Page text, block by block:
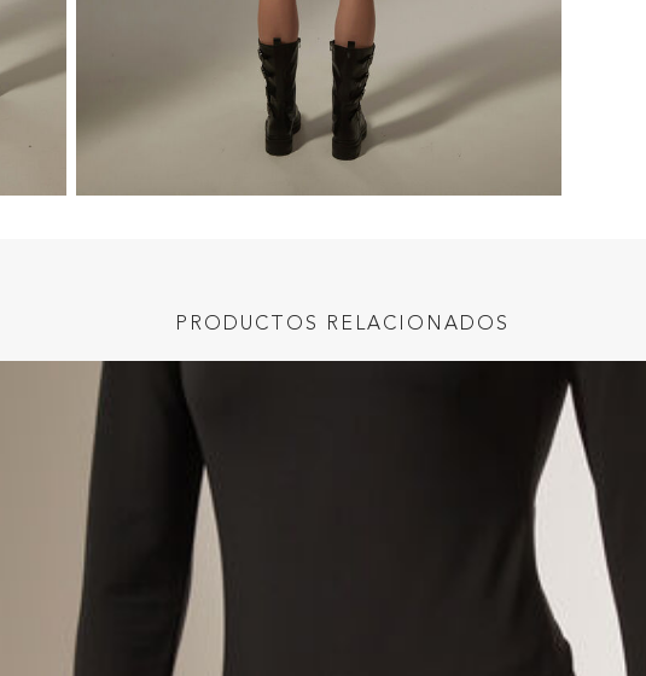
PRODUCTOS RELACIONADOS